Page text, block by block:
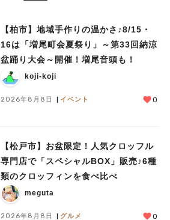
【柏市】地域手作りの温かさ♪8/15・
16は「増尾町会夏祭り」～第33回納涼
盆踊り大会～開催！増尾音頭も！
koji-koji
2026年8月8日 イベント 0
【松戸市】お盆限定！人気クロッフル
専門店で「スペシャルBOX」販売♪6種
類のクロッフィンを食べ比べ
meguta
2026年8月8日 グルメ 0